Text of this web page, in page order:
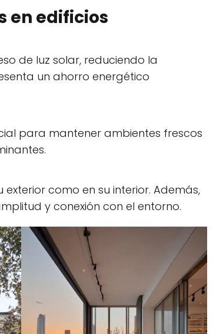
en edificios
de luz solar, reduciendo la
un ahorro energético
para mantener ambientes frescos
como en su interior. Además,
y conexión con el entorno.